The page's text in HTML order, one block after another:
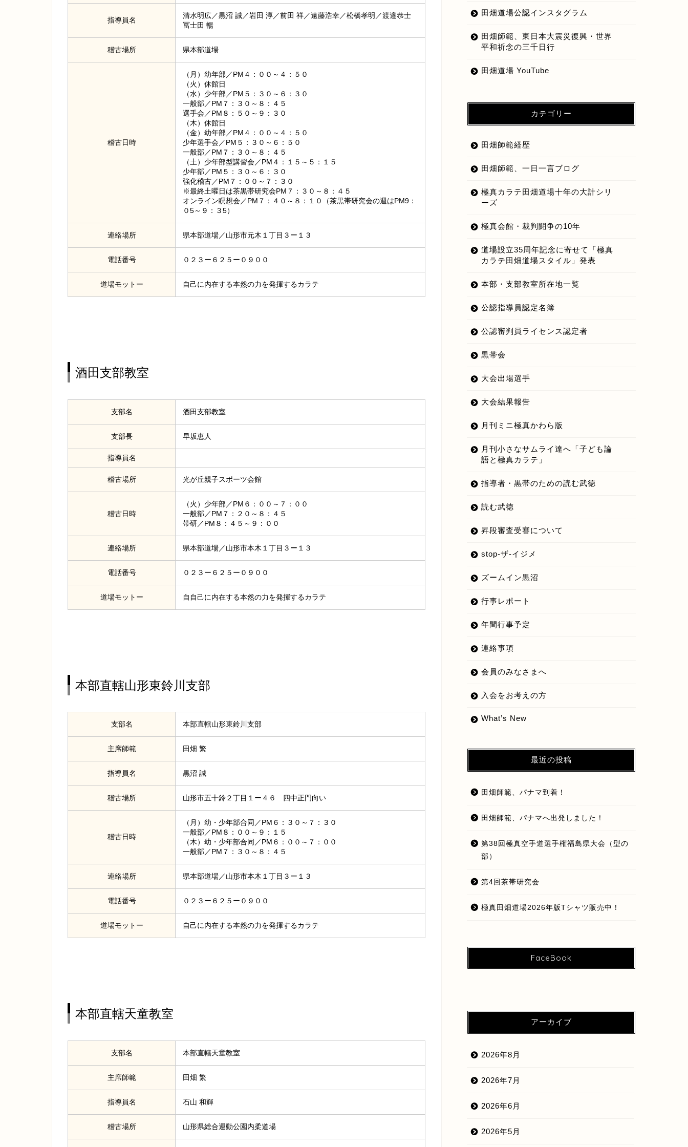
指導員名
清水明広／黒沼 誠／岩田 淳／前田 祥／遠藤浩幸／松橋孝明／渡邉恭士
冨士田 暢
稽古場所 県本部道場
稽古日時
（月）幼年部／PM４：００～４：５０
（火）休館日
（水）少年部／PM５：３０～６：３０
一般部／PM７：３０～８：４５
選手会／PM８：５０～９：３０
（木）休館日
（金）幼年部／PM４：００～４：５０
少年選手会／PM５：３０～６：５０
一般部／PM７：３０～８：４５
（土）少年部型講習会／PM４：１５～５：１５
少年部／PM５：３０～６：３０
強化稽古／PM７：００～７：３０
※最終土曜日は茶黒帯研究会PM７：３０～８：４５
オンライン瞑想会／PM７：４０～８：１０（茶黒帯研究会の週はPM9：
０5～９：３5）
連絡場所 県本部道場／山形市元木１丁目３ー１３
電話番号 ０２３ー６２５ー０９００
道場モットー 自己に内在する本然の力を発揮するカラテ
酒田支部教室
支部名 酒田支部教室
支部長 早坂恵人
指導員名
稽古場所 光が丘親子スポーツ会館
稽古日時
（火）少年部／PM６：００～７：００
一般部／PM７：２０～８：４５
帯研／PM８：４５～９：００
連絡場所 県本部道場／山形市本木１丁目３ー１３
電話番号 ０２３ー６２５ー０９００
道場モットー 自自己に内在する本然の力を発揮するカラテ
本部直轄山形東鈴川支部
支部名 本部直轄山形東鈴川支部
主席師範 田畑 繁
指導員名 黒沼 誠
稽古場所 山形市五十鈴２丁目１ー４６ 四中正門向い
稽古日時
（月）幼・少年部合同／PM６：３０～７：３０
一般部／PM８：００～９：１５
（木）幼・少年部合同／PM６：００～７：００
一般部／PM７：３０～８：４５
連絡場所 県本部道場／山形市本木１丁目３ー１３
電話番号 ０２３ー６２５ー０９００
道場モットー 自己に内在する本然の力を発揮するカラテ
本部直轄天童教室
支部名 本部直轄天童教室
主席師範 田畑 繁
指導員名 石山 和輝
稽古場所 山形県総合運動公園内柔道場
田畑道場公認インスタグラム
田畑師範、東日本大震災復興・世界
平和祈念の三千日行
田畑道場 YouTube
カテゴリー
田畑師範経歴
田畑師範、一日一言ブログ
極真カラテ田畑道場十年の大計シリ
ーズ
極真会館・裁判闘争の10年
道場設立35周年記念に寄せて「極真
カラテ田畑道場スタイル」発表
本部・支部教室所在地一覧
公認指導員認定名簿
公認審判員ライセンス認定者
黒帯会
大会出場選手
大会結果報告
月刊ミニ極真かわら版
月刊小さなサムライ達へ「子ども論
語と極真カラテ」
指導者・黒帯のための読む武徳
読む武徳
昇段審査受審について
stop-ザ-イジメ
ズームイン黒沼
行事レポート
年間行事予定
連絡事項
会員のみなさまへ
入会をお考えの方
What’s New
最近の投稿
田畑師範、パナマ到着！
田畑師範、パナマへ出発しました！
第38回極真空手道選手権福島県大会（型の
部）
第4回茶帯研究会
極真田畑道場2026年版Tシャツ販売中！
FaceBook
アーカイブ
2026年8月
2026年7月
2026年6月
2026年5月